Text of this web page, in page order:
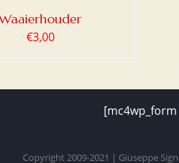
€3,00
[mc4wp_form
Copyright 2009-2021 | Giuseppe